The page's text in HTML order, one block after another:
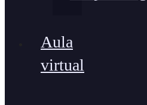
Aula
virtual